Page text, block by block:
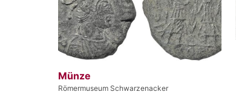
Münze
Römermuseum Schwarzenacker